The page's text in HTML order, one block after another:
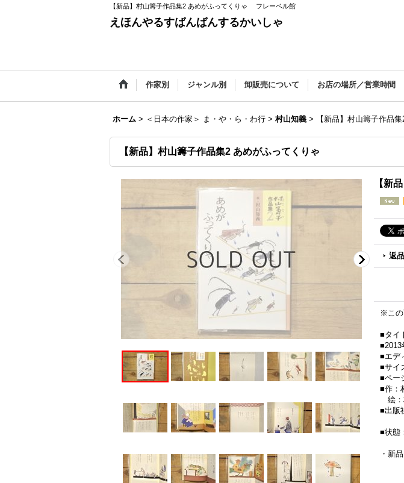
【新品】村山籌子作品集2 あめがふってくりゃ フレーベル館
えほんやるすばんばんするかいしゃ
作家別 ジャンル別 卸販売について お店の場所／営業時間
ホーム > ＜日本の作家＞ ま・や・ら・わ行 > 村山知義 > 【新品】村山籌子作品
【新品】村山籌子作品集2 あめがふってくりゃ
【新
返
※この
■タイ
■2013
■エデ
■サイ
■ペー
■作：
絵：
■出版
■状態
・新